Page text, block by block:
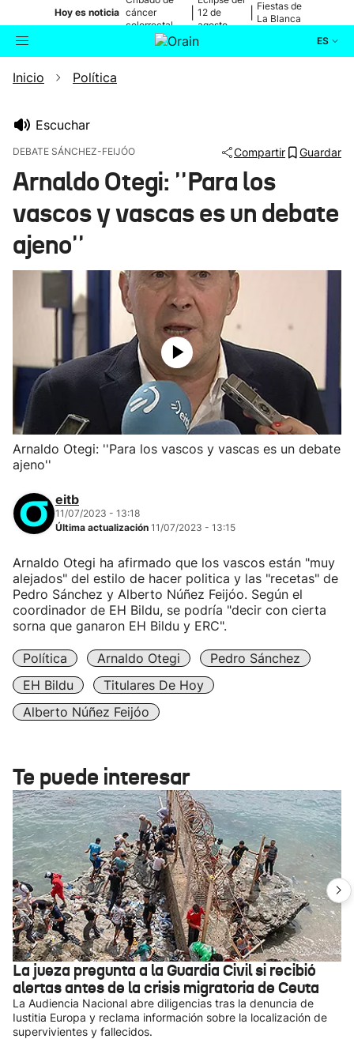
Hoy es noticia cáncer
colorrectal
12 de
agosto
Fiestas de
La Blanca
ES
Buscador
Ikusmiran
Inicio Política
Escuchar
DEBATE SÁNCHEZ-FEIJÓO Compartir Guardar
Arnaldo Otegi: ''Para los
vascos y vascas es un debate
ajeno''
Arnaldo Otegi: ''Para los vascos y vascas es un debate
ajeno''
eitb
11/07/2023 - 13:18
Última actualización 11/07/2023 - 13:15
Arnaldo Otegi ha afirmado que los vascos están "muy
alejados" del estilo de hacer politica y las "recetas" de
Pedro Sánchez y Alberto Núñez Feijóo. Según el
coordinador de EH Bildu, se podría "decir con cierta
sorna que ganaron EH Bildu y ERC".
Política Arnaldo Otegi
Pedro Sánchez
EH Bildu
Titulares De Hoy
Alberto Núñez Feijóo
Te puede interesar
La jueza pregunta a la Guardia Civil si recibió
alertas antes de la crisis migratoria de Ceuta
La Audiencia Nacional abre diligencias tras la denuncia de
Iustitia Europa y reclama información sobre la localización de
supervivientes y fallecidos.